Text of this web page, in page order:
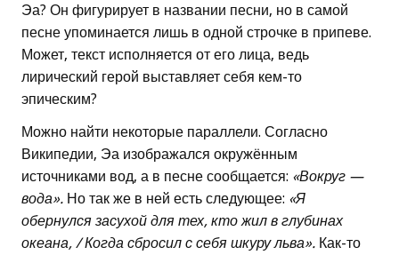
Эа? Он фигурирует в названии песни, но в самой
песне упоминается лишь в одной строчке в припеве.
Может, текст исполняется от его лица, ведь
лирический герой выставляет себя кем-то
эпическим?
Можно найти некоторые параллели. Согласно
Википедии, Эа изображался окружённым
источниками вод, а в песне сообщается: «Вокруг —
вода». Но так же в ней есть следующее: «Я
обернулся засухой для тех, кто жил в глубинах
океана, / Когда сбросил с себя шкуру льва». Как-то